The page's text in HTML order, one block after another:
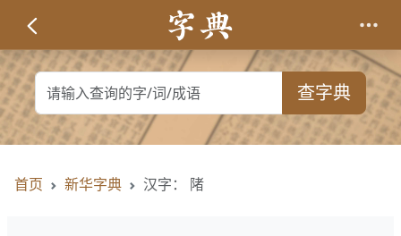
查字典
首页 新华字典 汉字： 陼